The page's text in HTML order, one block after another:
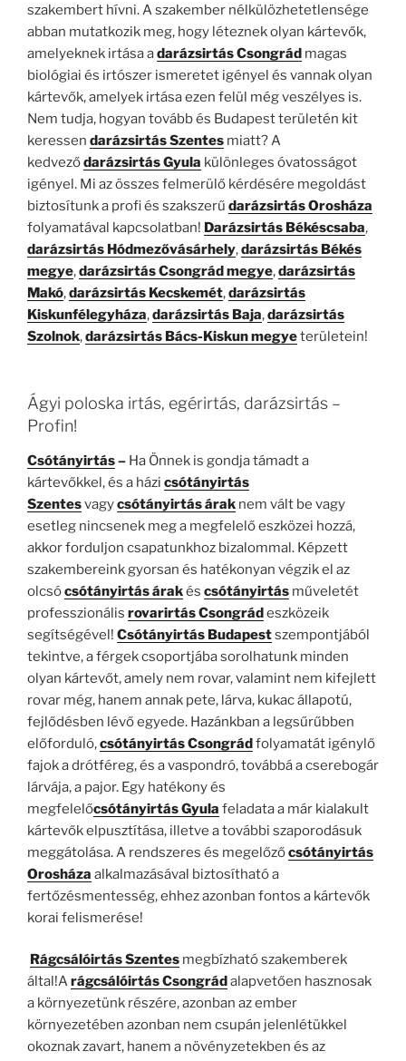
szakembert hívni. A szakember nélkülözhetetlensége
abban mutatkozik meg, hogy léteznek olyan kártevők,
amelyeknek irtása adarázsirtás Csongrád magas
biológiai és irtószer ismeretet igényel és vannak olyan
kártevők, amelyek irtása ezen felül még veszélyes is.
Nem tudja, hogyan tovább és Budapest területén kit
keressen darázsirtás Szentes miatt? A
kedveződarázsirtás Gyula különleges óvatosságot
igényel. Mi az összes felmerülő kérdésére megoldást
biztosítunk a profi és szakszerű darázsirtás Orosháza
folyamatával kapcsolatban! Darázsirtás Békéscsaba,
darázsirtás Hódmezővásárhely,darázsirtás Békés
megye,darázsirtás Csongrád megye,darázsirtás
Makó,darázsirtás Kecskemét,darázsirtás
Kiskunfélegyháza,darázsirtás Baja,darázsirtás
Szolnok,darázsirtás Bács-Kiskun megyeterületein!
Ágyi poloska irtás, egérirtás, darázsirtás –
Profin!
Csótányirtás– Ha Önnek is gondja támadt a
kártevőkkel, és a házi csótányirtás
Szentesvagycsótányirtás árak nem vált be vagy
esetleg nincsenek meg a megfelelő eszközei hozzá,
akkor forduljon csapatunkhoz bizalommal. Képzett
szakembereink gyorsan és hatékonyan végzik el az
olcsócsótányirtás árakés csótányirtás műveletét
professzionális rovarirtás Csongrádeszközeik
segítségével! Csótányirtás Budapestszempontjából
tekintve, a férgek csoportjába sorolhatunk minden
olyan kártevőt, amely nem rovar, valamint nem kifejlett
rovar még, hanem annak pete, lárva, kukac állapotú,
fejlődésben lévő egyede. Hazánkban a legsűrűbben
előforduló,csótányirtás Csongrádfolyamatát igénylő
fajok a drótféreg, és a vaspondró, továbbá a cserebogár
lárvája, a pajor. Egy hatékony és
megfelelőcsótányirtás Gyula feladata a már kialakult
kártevők elpusztítása, illetve a további szaporodásuk
meggátolása. A rendszeres és megelőzőcsótányirtás
Orosháza alkalmazásával biztosítható a
fertőzésmentesség, ehhez azonban fontos a kártevők
korai felismerése!
Rágcsálóirtás Szentes megbízható szakemberek
által!Arágcsálóirtás Csongrád alapvetően hasznosak
a környezetünk részére, azonban az ember
környezetében azonban nem csupán jelenlétükkel
okoznak zavart, hanem a növényzetekben és az